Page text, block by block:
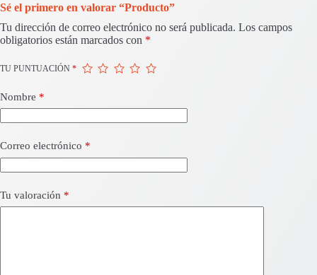
Sé el primero en valorar “Producto”
Tu dirección de correo electrónico no será publicada. Los campos
obligatorios están marcados con *
TU PUNTUACIÓN *
Nombre *
Correo electrónico *
Tu valoración *